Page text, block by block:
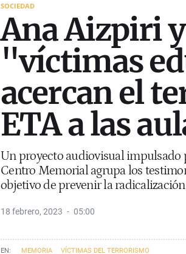
SOCIEDAD
Ana Aizpiri
"víctimas
acercan el
ETA a las
Un proyecto audiovisual impulsado
Centro Memorial agrupa los
objetivo de prevenir la
18 febrero, 2023 05:00
MEMORIA VÍCTIMAS DEL TERRORISMO